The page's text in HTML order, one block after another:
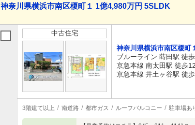
神奈川県横浜市南区榎町１ 1億4,980万円 5SLDK
中古住宅
神奈川県横浜市南区榎町
ブルーライン 蒔田駅 徒
京急本線 南太田駅 徒歩
京急本線 井土ヶ谷駅 徒
3階建て以上 南道路 都市ガス ルーフバルコニー 駐車場あ